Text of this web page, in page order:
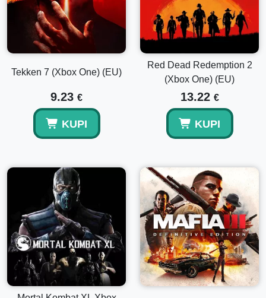
Tekken 7 (Xbox One) (EU)
9.23 €
KUPI
Red Dead Redemption 2
(Xbox One) (EU)
13.22 €
KUPI